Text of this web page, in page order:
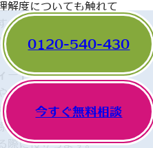
解度についても触れて
。一見、異なった分野
を理解していることが
ードバック: 他のクライ
レビューを確認するこ
応や成果に関する情報
の利用者の声は、業者
際に役立ちます。
0120-540-430
今すぐ無料相談